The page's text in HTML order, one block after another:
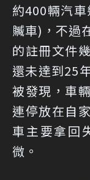
約400輛汽
贓車)，不過
的註冊文件
還未達到25
被發現，車
連停放在自
車主要拿回
微。